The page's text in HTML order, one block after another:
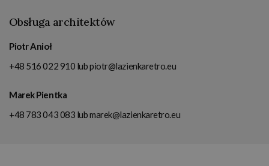
Obsługa architektów
Piotr Anioł
+48 516 022 910 lubpiotr@lazienkaretro.eu
Marek Pientka
+48 783 043 083 lubmarek@lazienkaretro.eu